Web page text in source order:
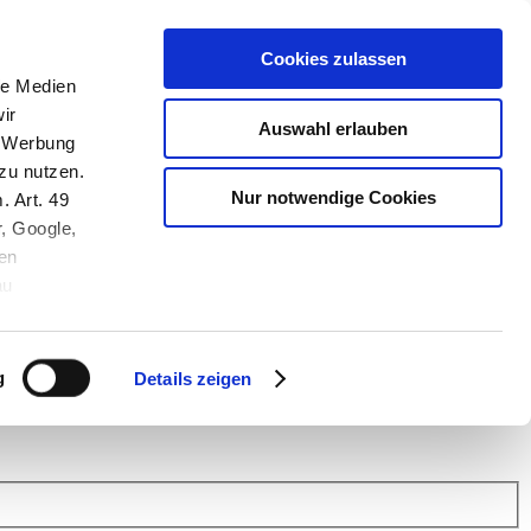
Medien
nutzen.
Art. 49
Google,
Details zeigen
Cookies zulassen
Auswahl erlauben
Nur notwendige Cookies